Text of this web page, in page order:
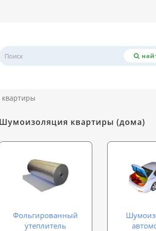
Шумоизоляция квартиры (дома)
Фольгированный
утеплитель